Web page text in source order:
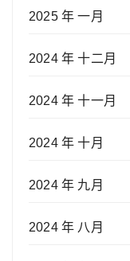
2025 年 一月
2024 年 十二月
2024 年 十一月
2024 年 十月
2024 年 九月
2024 年 八月